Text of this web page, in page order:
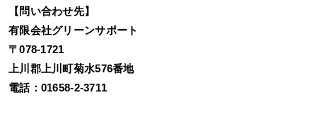
【問い合わせ先】
有限会社グリーンサポート
〒078-1721
上川郡上川町菊水576番地
電話：01658-2-3711